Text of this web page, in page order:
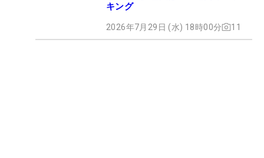
キング
2026年7月29日 (水) 18時00分 11